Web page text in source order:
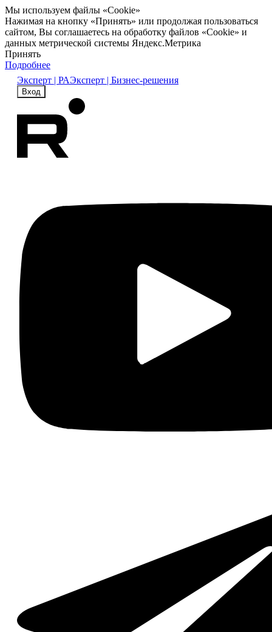
Мы используем файлы «Cookie»
Нажимая на кнопку «Принять» или продолжая пользоваться
сайтом, Вы соглашаетесь на обработку файлов «Cookie» и
данных метрической системы Яндекс.Метрика
Принять
Подробнее
Эксперт | РАЭксперт | Бизнес-решения
Вход